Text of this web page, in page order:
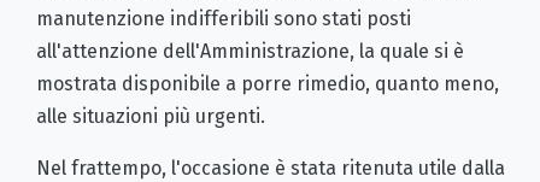
manutenzione indifferibili sono stati posti
all'attenzione dell'Amministrazione, la quale si è
mostrata disponibile a porre rimedio, quanto meno,
alle situazioni più urgenti.
Nel frattempo, l'occasione è stata ritenuta utile dalla